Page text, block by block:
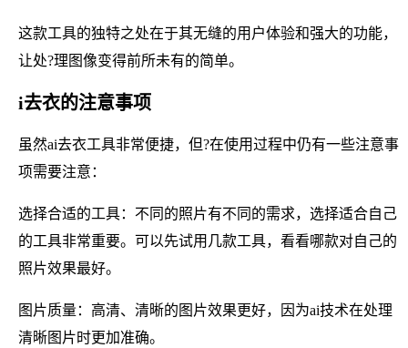
这款工具的独特之处在于其无缝的用户体验和强大的功能，
让处?理图像变得前所未有的简单。
i去衣的注意事项
虽然ai去衣工具非常便捷，但?在使用过程中仍有一些注意事
项需要注意：
选择合适的工具：不同的照片有不同的需求，选择适合自己
的工具非常重要。可以先试用几款工具，看看哪款对自己的
照片效果最好。
图片质量：高清、清晰的图片效果更好，因为ai技术在处理
清晰图片时更加准确。